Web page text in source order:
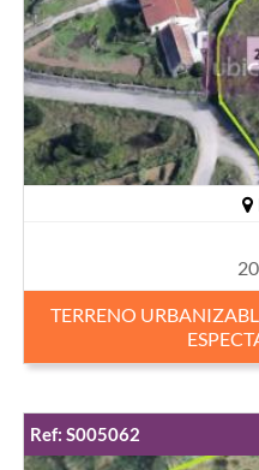
TERRENO
Ref: S005062